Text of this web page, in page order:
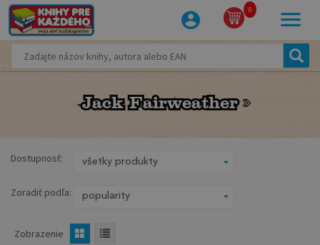
0
Jack Fairweather
Jack Fairweather
Dostupnosť:
Zoradiť podľa:
Zobrazenie